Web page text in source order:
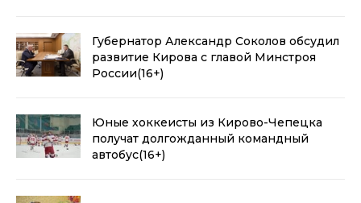
Губернатор Александр Соколов обсудил
развитие Кирова с главой Минстроя
России(16+)
Юные хоккеисты из Кирово-Чепецка
получат долгожданный командный
автобус(16+)